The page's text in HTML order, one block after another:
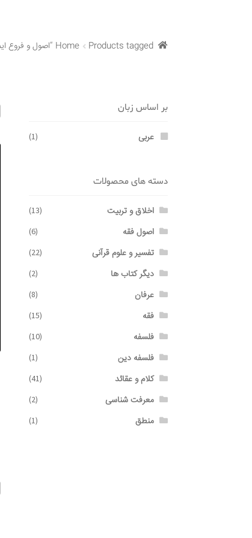
Home Products tagged “اصول و فروع ایمان”
بر اساس زبان
عربی (1)
دسته های محصولات
اخلاق و تربیت (13)
اصول فقه (6)
تفسیر و علوم قرآنی (22)
دیگر کتاب ها (2)
عرفان (8)
فقه (15)
فلسفه (10)
فلسفه دین (1)
کلام و عقائد (41)
معرفت شناسی (2)
منطق (1)